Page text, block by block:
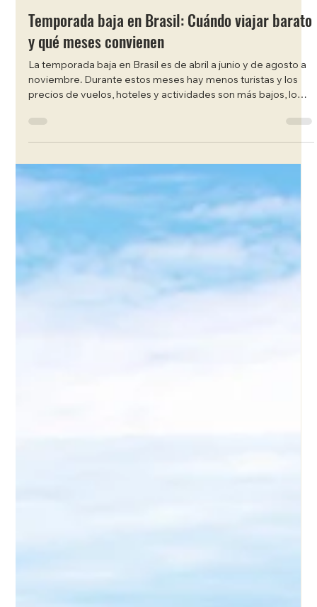
Temporada baja en Brasil: Cuándo viajar barato
y qué meses convienen
La temporada baja en Brasil es de abril a junio y de agosto a
noviembre. Durante estos meses hay menos turistas y los
precios de vuelos, hoteles y actividades son más bajos, lo
que los convierte en el mejor momento para viajar barato. Si
turistas . Durante estos meses podés disfrutar playas,